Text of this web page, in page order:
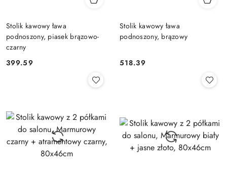
Stolik kawowy ława
podnoszony, piasek brązowo-
czarny
Cena:
399.59
Stolik kawowy ława
podnoszony, brązowy
Cena:
518.39